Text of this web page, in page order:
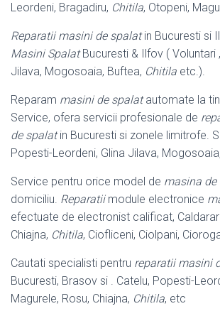
Leordeni, Bragadiru, Chitila, Otopeni,
Reparatii masini de spalatin Bucuresti si
Masini SpalatBucuresti & Ilfov ( Voluntari
Jilava, Mogosoaia, Buftea, Chitila etc.).
Reparam masini de spalatautomate la
Service, ofera servicii profesionale de
de spalatin Bucuresti si zonele limitrofe.
Popesti-Leordeni, Glina Jilava,
Service pentru orice model de masina de
domiciliu. Reparatiimodule electronice
efectuate de electronist calificat,
Chiajna, Chitila, Ciofliceni, Ciolpani,
Cautati specialisti pentru reparatii masini
Bucuresti, Brasov si . Catelu, Popesti-
Magurele, Rosu, Chiajna, Chitila, etc